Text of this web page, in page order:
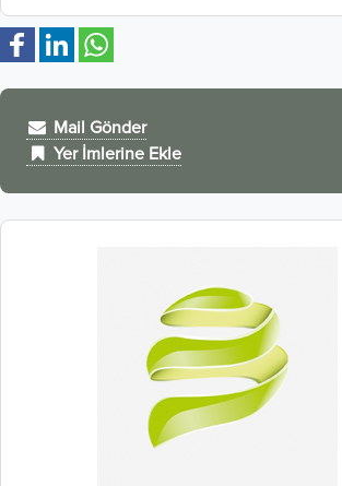
Mail Gönder
Yer İmlerine Ekle